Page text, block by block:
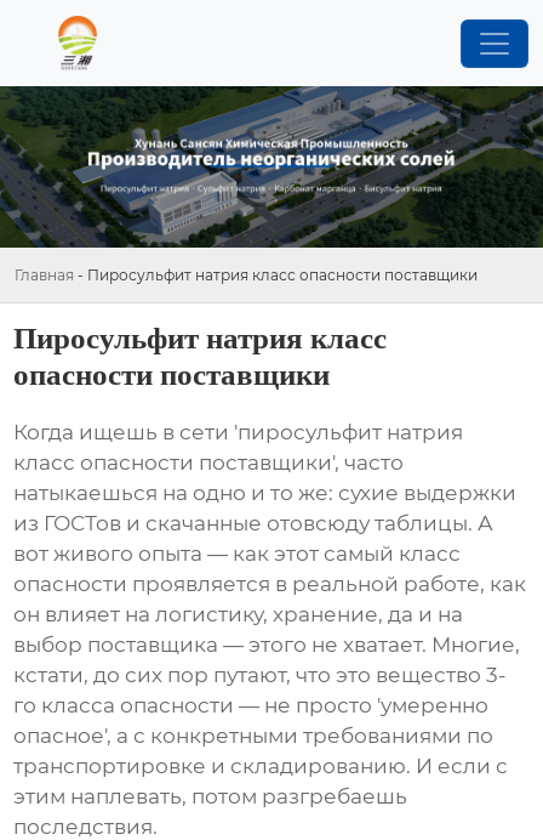
Главная - Пиросульфит натрия класс опасности поставщики
Пиросульфит натрия класс
опасности поставщики
Когда ищешь в сети 'пиросульфит натрия
класс опасности поставщики', часто
натыкаешься на одно и то же: сухие выдержки
из ГОСТов и скачанные отовсюду таблицы. А
вот живого опыта — как этот самый класс
опасности проявляется в реальной работе, как
он влияет на логистику, хранение, да и на
выбор поставщика — этого не хватает. Многие,
кстати, до сих пор путают, что это вещество 3-
го класса опасности — не просто 'умеренно
опасное', а с конкретными требованиями по
транспортировке и складированию. И если с
этим наплевать, потом разгребаешь
последствия.